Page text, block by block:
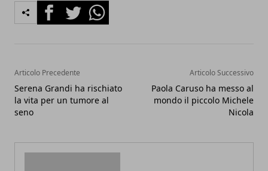
FacebookTwitterWhatsapp
Articolo Precedente
Serena Grandi ha rischiato
la vita per un tumore al
seno
Articolo Successivo
Paola Caruso ha messo al
mondo il piccolo Michele
Nicola